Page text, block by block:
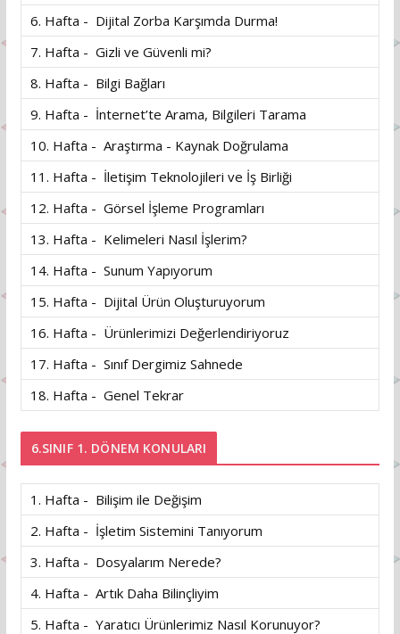
6. Hafta - Dijital Zorba Karşımda Durma!
7. Hafta - Gizli ve Güvenli mi?
8. Hafta - Bilgi Bağları
9. Hafta - İnternet’te Arama, Bilgileri Tarama
10. Hafta - Araştırma - Kaynak Doğrulama
11. Hafta - İletişim Teknolojileri ve İş Birliği
12. Hafta - Görsel İşleme Programları
13. Hafta - Kelimeleri Nasıl İşlerim?
14. Hafta - Sunum Yapıyorum
15. Hafta - Dijital Ürün Oluşturuyorum
16. Hafta - Ürünlerimizi Değerlendiriyoruz
17. Hafta - Sınıf Dergimiz Sahnede
18. Hafta - Genel Tekrar
6.SINIF 1. DÖNEM KONULARI
1. Hafta - Bilişim ile Değişim
2. Hafta - İşletim Sistemini Tanıyorum
3. Hafta - Dosyalarım Nerede?
4. Hafta - Artık Daha Bilinçliyim
5. Hafta - Yaratıcı Ürünlerimiz Nasıl Korunuyor?